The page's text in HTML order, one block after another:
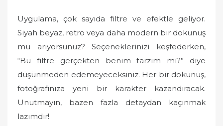
Uygulama, çok sayıda filtre ve efektle geliyor.
Siyah beyaz, retro veya daha modern bir dokunuş
mu arıyorsunuz? Seçeneklerinizi keşfederken,
“Bu filtre gerçekten benim tarzım mı?” diye
düşünmeden edemeyeceksiniz. Her bir dokunuş,
fotoğrafınıza yeni bir karakter kazandıracak.
Unutmayın, bazen fazla detaydan kaçınmak
lazımdır!